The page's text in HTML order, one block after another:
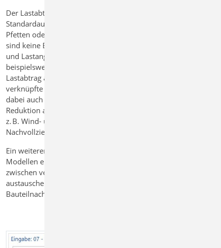
Der Lastabtrag verbindet Bauteile in typischen
Standardaufgaben, wie z.B. Auflagerung von Sparren auf
Pfetten oder von Balken auf Stützen oder Wänden. Dabei
sind keine Einzellastwerte zu behandeln, sondern Auflager
und Lastangriffe werden abstrakt verknüpft. Ändert sich
beispielsweise der Umfang in der Lastquelle, wird beim
Lastabtrag auch die neue Einwirkung automatisch auf das
verknüpfte Bauteil übertragen. Der Lastabtrag berücksichtigt
dabei auch Einheitenumrechnungen und ermöglicht die
Reduktion auf charakteristische Maximalwerte. So lassen sich
z. B. Wind- und Schneelasten gezielt vereinfachen, ohne die
Nachvollziehbarkeit zu verlieren.
Ein weiterer Vorteil: Der Lastabtrag kann auch mit MicroFe
Modellen erfolgen. So lassen sich komplexe Lastverläufe
zwischen verschiedenen Finite-Elemente-Modellen
austauschen oder auch direkt in die BauStatik für
Bauteilnachweise überführen.